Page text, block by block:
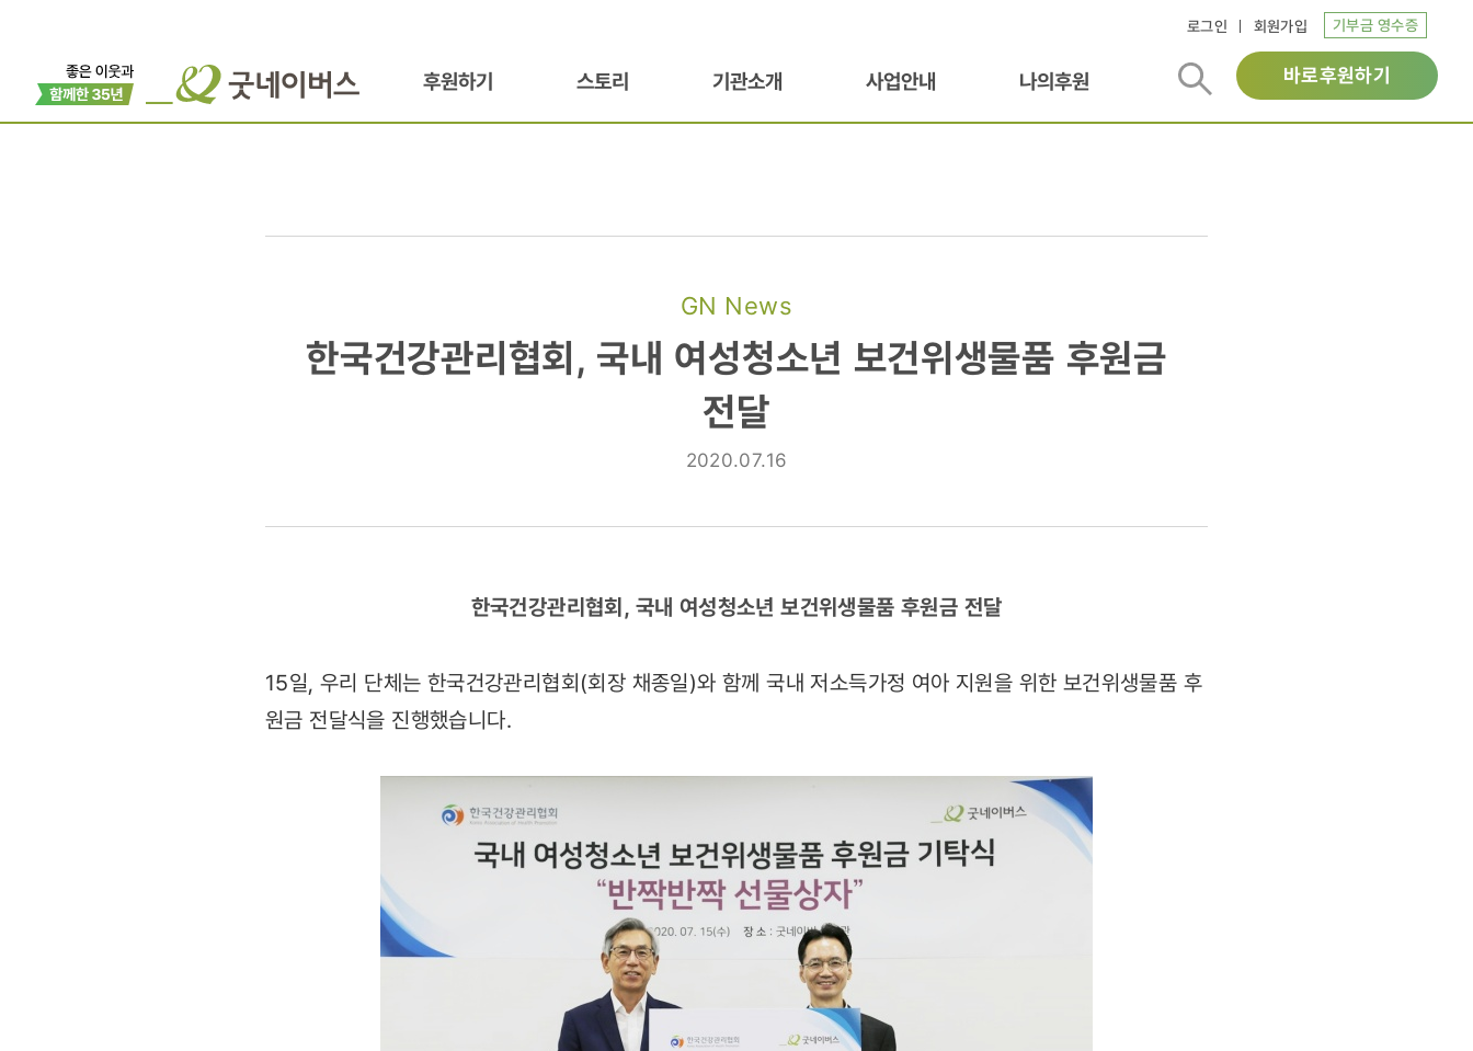
로그인 회원가입 기부금 영수증
후원하기 스토리 기관소개 사업안내 나의후원 바로후원하기
GN News
한국건강관리협회,
보건위생물품
한국건강관리협회, 국내 여성청소년 보건위생물품 후원금
전달
2020.07.16
한국건강관리협회, 국내 여성청소년 보건위생물품 후원금 전달
15일, 우리 단체는 한국건강관리협회(회장 채종일)와 함께 국내 저소득가정 여아 지원을 위한 보건위생물품 후
원금 전달식을 진행했습니다.